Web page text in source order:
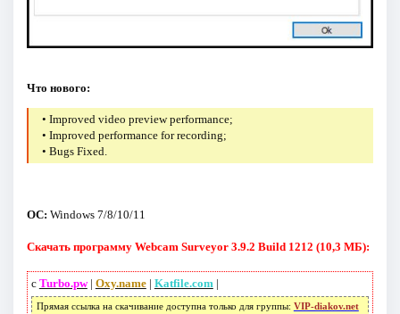
Что нового:
• Improved video preview performance;
• Improved performance for recording;
• Bugs Fixed.
ОС: Windows 7/8/10/11
Скачать программу Webcam Surveyor 3.9.2 Build 1212 (10,3 МБ):
с Turbo.pw| Oxy.name| Katfile.com|
Прямая ссылка на скачивание доступна только для группы: VIP-diakov.net